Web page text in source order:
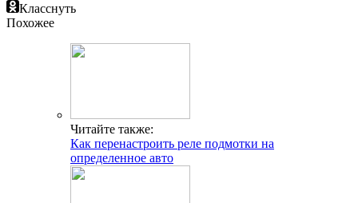
Класснуть
Похожее
Читайте также:
Как перенастроить реле подмотки на
определенное авто